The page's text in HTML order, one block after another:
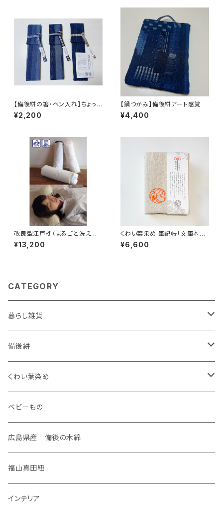
【備後絣の箸・ペン入れ】ちょっと
かっこいい真田紐付き
¥2,200
【鍋つかみ】備後絣アート感覚
¥4,400
改良型江戸枕（まるごと洗える
枕）中身:パイプ
¥13,200
くわい葉染め 筆記帳「文庫本サ
イズ」
¥6,600
CATEGORY
暮らし雑貨
ケース
名刺入れ
がま口
装飾雑貨
ネックレス
タックピン
生活雑貨
マスク
備後絣
座布団
くわい葉染め
御守り
御朱印帳
筆記帳
数寄屋袋
ベビーもの
広島県産 備後の木綿
福山真田紐
インテリア